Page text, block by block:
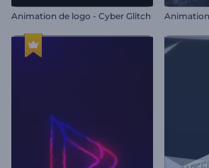
Animation de logo - Cyber Glitch